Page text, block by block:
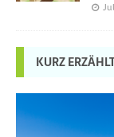
KURZ